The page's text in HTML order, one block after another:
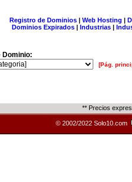
Registro de Dominios| Web Hosting |
Dominios Expirados | Industrias |
Dominio:
[Pág.
** Precios
© 2002/2022 Solo10.com